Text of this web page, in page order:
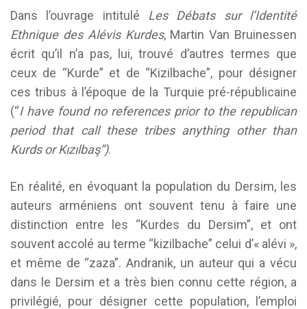
Dans l’ouvrage intitulé Les Débats sur l’Identité
Ethnique des Alévis Kurdes, Martin Van Bruinessen
écrit qu’il n’a pas, lui, trouvé d’autres termes que
ceux de “Kurde” et de “Kizilbache”, pour désigner
ces tribus à l’époque de la Turquie pré-républicaine
(“I have found no references prior to the republican
period that call these tribes anything other than
Kurds or Kızılbaş”).
En réalité, en évoquant la population du Dersim, les
auteurs arméniens ont souvent tenu à faire une
distinction entre les “Kurdes du Dersim”, et ont
souvent accolé au terme “kizilbache” celui d’« alévi »,
et même de “zaza”. Andranik, un auteur qui a vécu
dans le Dersim et a très bien connu cette région, a
privilégié, pour désigner cette population, l’emploi